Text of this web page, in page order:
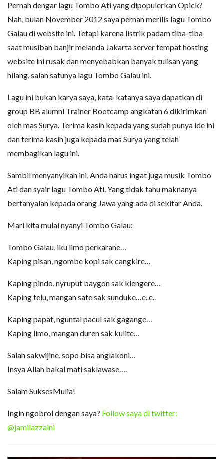
Pernah dengar lagu Tombo Ati yang dipopulerkan Opick?
Nah, bulan November 2012 saya pernah merilis lagu Tombo
Galau di website ini. Tetapi karena listrik padam tiba-tiba
saat musibah banjir melanda Jakarta server tempat hosting
website ini rusak dan menyebabkan banyak tulisan yang
hilang, salah satunya lagu Tombo Galau ini.
Lagu ini bukan karya saya, kata-katanya saya dapatkan di
group BB alumni Trainer Bootcamp angkatan 6 dikirimkan
oleh mas Surya. Terima kasih kepada yang sudah punya ide ini
dan terima kasih juga kepada mas Surya yang telah
membagikan lagu ini.
Sambil menyanyikan ini, Anda harus ingat juga musik Tombo
Ati dan syair lagu Tombo Ati. Yang tidak tahu maknanya
bertanyalah kepada orang Jawa yang ada di sekitar Anda.
Mari kita mulai nyanyi Tombo Galau:
Tombo Galau, iku limo perkarane…
Kaping pisan, ngombe kopi sak cangkire…
Kaping pindo, nyruput baygon sak klengere…
Kaping telu, mangan sate sak sunduke…e..e..
Kaping papat, nguntal pacul sak gagange…
Kaping limo, mangan duren sak kulite…
Salah sakwijine, sopo bisa anglakoni…
Insya Allah bakal mati saklawase….
Salam SuksesMulia!
Ingin ngobrol dengan saya? Follow saya di twitter:
@jamilazzaini